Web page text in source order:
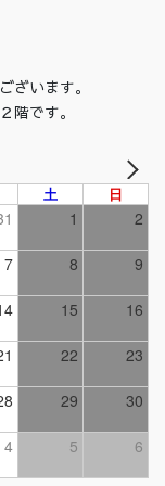
ざいます。
階です。
土 日
1 2
7 8 9
15 16
22 23
29 30
4 5 6